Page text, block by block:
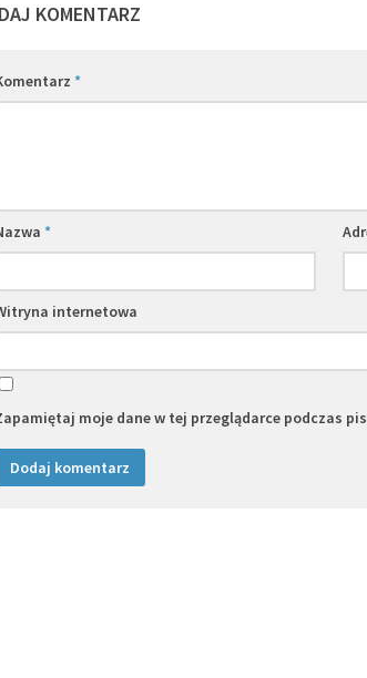
KOMENTARZ
*
*
internetowa
moje dane w tej przeglądarce podczas